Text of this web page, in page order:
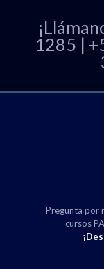
1285 |
Pregunta por
cursos